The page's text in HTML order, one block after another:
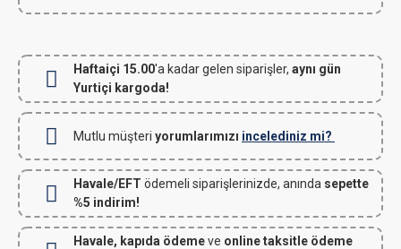
Haftaiçi 15.00'a kadar gelen siparişler, aynı gün
Yurtiçi kargoda!
Mutlu müşteri yorumlarımızı incelediniz mi?
Havale/EFT ödemeli siparişlerinizde, anında sepette
%5 indirim!
Havale, kapıda ödemeve online taksitle ödeme